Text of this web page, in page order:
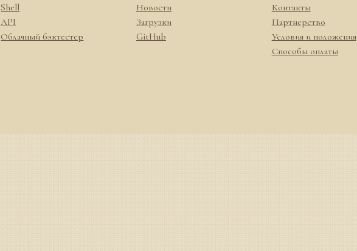
Shell
API
Облачный бэктестер
Новости
Загрузки
GitHub
Контакты
Партнерство
Условия и положения
Способы оплаты